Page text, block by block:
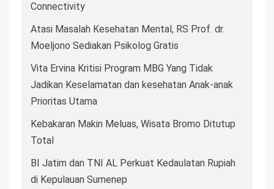
Connectivity
Atasi Masalah Kesehatan Mental, RS Prof. dr.
Moeljono Sediakan Psikolog Gratis
Vita Ervina Kritisi Program MBG Yang Tidak
Jadikan Keselamatan dan kesehatan Anak-anak
Prioritas Utama
Kebakaran Makin Meluas, Wisata Bromo Ditutup
Total
BI Jatim dan TNI AL Perkuat Kedaulatan Rupiah
di Kepulauan Sumenep